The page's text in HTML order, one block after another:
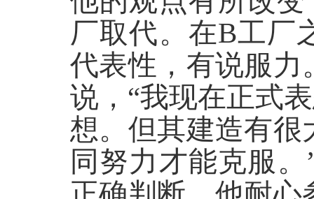
厂取代。在B工厂
代表性，有说服力
说，“我现在正式
想。但其建造有
同努力才能克服